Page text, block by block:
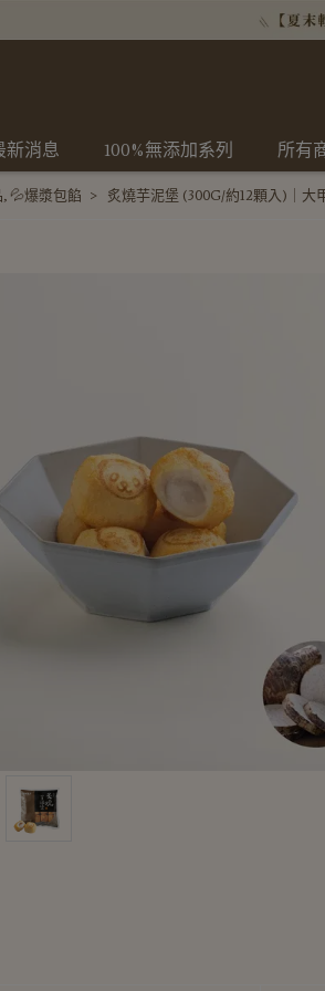
新消息 100%無添加系列 所有
💦爆漿包餡 炙燒芋泥堡 (300G/約12顆入)｜大